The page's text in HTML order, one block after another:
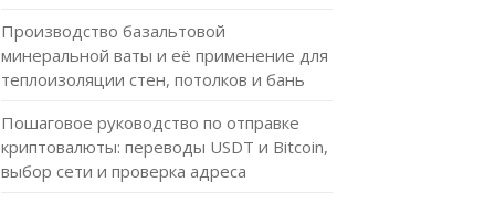
Производство базальтовой
минеральной ваты и её применение для
теплоизоляции стен, потолков и бань
Пошаговое руководство по отправке
криптовалюты: переводы USDT и Bitcoin,
выбор сети и проверка адреса